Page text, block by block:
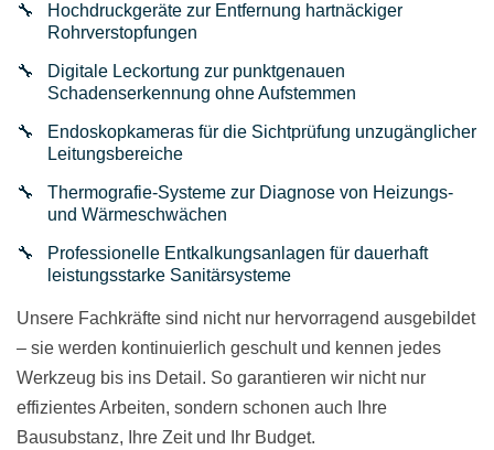
Hochdruckgeräte zur Entfernung hartnäckiger
Rohrverstopfungen
Digitale Leckortung zur punktgenauen
Schadenserkennung ohne Aufstemmen
Endoskopkameras für die Sichtprüfung unzugänglicher
Leitungsbereiche
Thermografie-Systeme zur Diagnose von Heizungs-
und Wärmeschwächen
Professionelle Entkalkungsanlagen für dauerhaft
leistungsstarke Sanitärsysteme
Unsere Fachkräfte sind nicht nur hervorragend ausgebildet
– sie werden kontinuierlich geschult und kennen jedes
Werkzeug bis ins Detail. So garantieren wir nicht nur
effizientes Arbeiten, sondern schonen auch Ihre
Bausubstanz, Ihre Zeit und Ihr Budget.